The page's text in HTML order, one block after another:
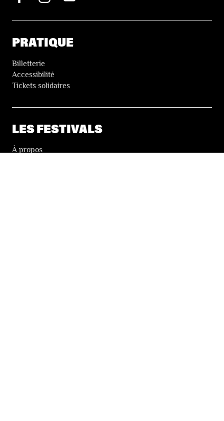
PRATIQUE
Billetterie
Accessibilité
Tickets solidaires
LES FESTIVALS
À propos